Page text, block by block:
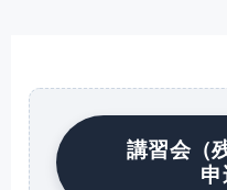
講習会（